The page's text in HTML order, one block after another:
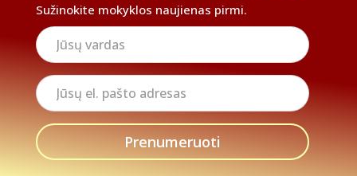
Sužinokite mokyklos naujienas pirmi.
Jūsų
vardas
Jūsų
el.
adresas